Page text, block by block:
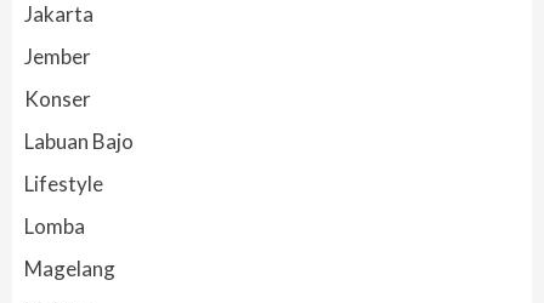
Jakarta
Jember
Konser
Labuan Bajo
Lifestyle
Lomba
Magelang